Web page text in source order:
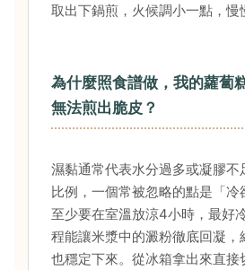
取出下鍋煎，火候調小一點，慢
為什麼照食譜做，我的蘿蔔
無法煎出脆皮？
濕黏通常代表水分過多或凝膠不
比例，一個常被忽略的點是「冷
至少要在室溫放涼4小時，最好
程能讓米漿中的澱粉徹底回凝，
也穩定下來。從冰箱拿出來直接